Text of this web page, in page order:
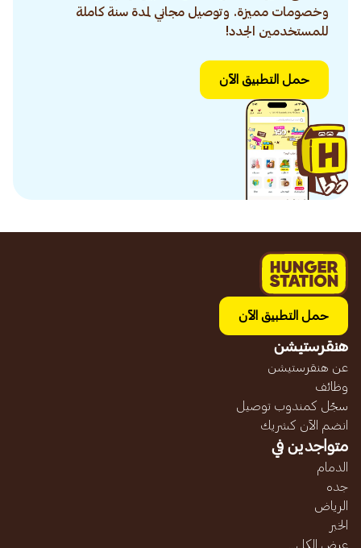
وخصومات مميزة. وتوصيل مجاني لمدة سنة كاملة
للمستخدمين الجدد!
حمل التطبيق الآن
حمل التطبيق الآن
هنقرستيشن
عن هنقرستيشن
وظائف
سجّل كمندوب توصيل
انضم الآن كشريك
متواجدين في
الدمام
جده
الرياض
الخبر
عرض الكل...